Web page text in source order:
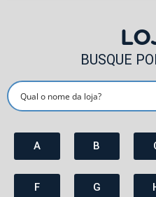
BUSQUE
A B
F G